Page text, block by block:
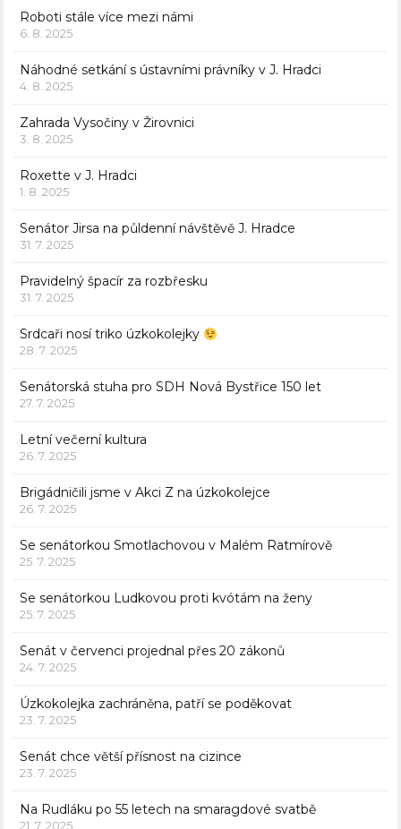
Roboti stále více mezi námi
6. 8. 2025
Náhodné setkání s ústavními právníky v J. Hradci
4. 8. 2025
Zahrada Vysočiny v Žirovnici
3. 8. 2025
Roxette v J. Hradci
1. 8. 2025
Senátor Jirsa na půldenní návštěvě J. Hradce
31. 7. 2025
Pravidelný špacír za rozbřesku
31. 7. 2025
Srdcaři nosí triko úzkokolejky
28. 7. 2025
Senátorská stuha pro SDH Nová Bystřice 150 let
27. 7. 2025
Letní večerní kultura
26. 7. 2025
Brigádničili jsme v Akci Z na úzkokolejce
26. 7. 2025
Se senátorkou Smotlachovou v Malém Ratmírově
25. 7. 2025
Se senátorkou Ludkovou proti kvótám na ženy
25. 7. 2025
Senát v červenci projednal přes 20 zákonů
24. 7. 2025
Úzkokolejka zachráněna, patří se poděkovat
23. 7. 2025
Senát chce větší přísnost na cizince
23. 7. 2025
Na Rudláku po 55 letech na smaragdové svatbě
21. 7. 2025